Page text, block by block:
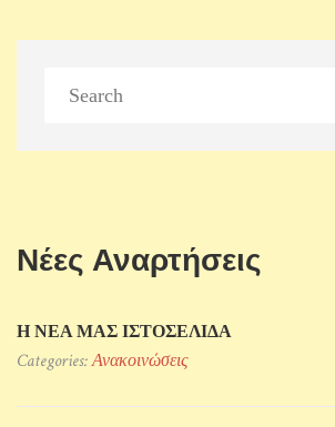
Νέες Αναρτήσεις
Η ΝΕΑ ΜΑΣ ΙΣΤΟΣΕΛΙΔΑ
Categories:Ανακοινώσεις